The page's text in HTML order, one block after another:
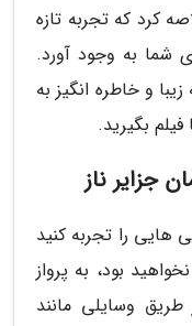
کرد که تجربه تازه
شما به وجود آورد.
و خاطره انگیز به
بگیرید.
هایی را تجربه کنید
بود، به پرواز
طریق وسایلی مانند